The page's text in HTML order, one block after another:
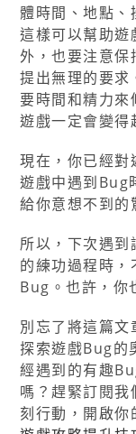
體時間、地點、
這樣可以幫助
外，也要注意保
提出無理的要求
要時間和精力
遊戲一定會變得
現在，你已經
遊戲中遇到Bug
給你意想不到的
所以，下次遇
的練功過程時，
Bug。也許，你
別忘了將這篇
探索遊戲Bug的
經遇到的有趣
嗎？趕緊訂閱我
刻行動，開啟你